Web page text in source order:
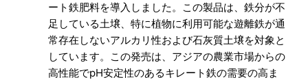
ート鉄肥料を導入しました。この製品は、鉄分が不
足している土壌、特に植物に利用可能な遊離鉄が通
常存在しないアルカリ性および石灰質土壌を対象と
しています。この発売は、アジアの農業市場からの
高性能でpH安定性のあるキレート鉄の需要の高ま